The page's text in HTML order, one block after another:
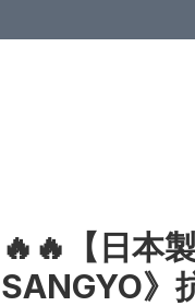
🔥🔥【日本
SANGYO》